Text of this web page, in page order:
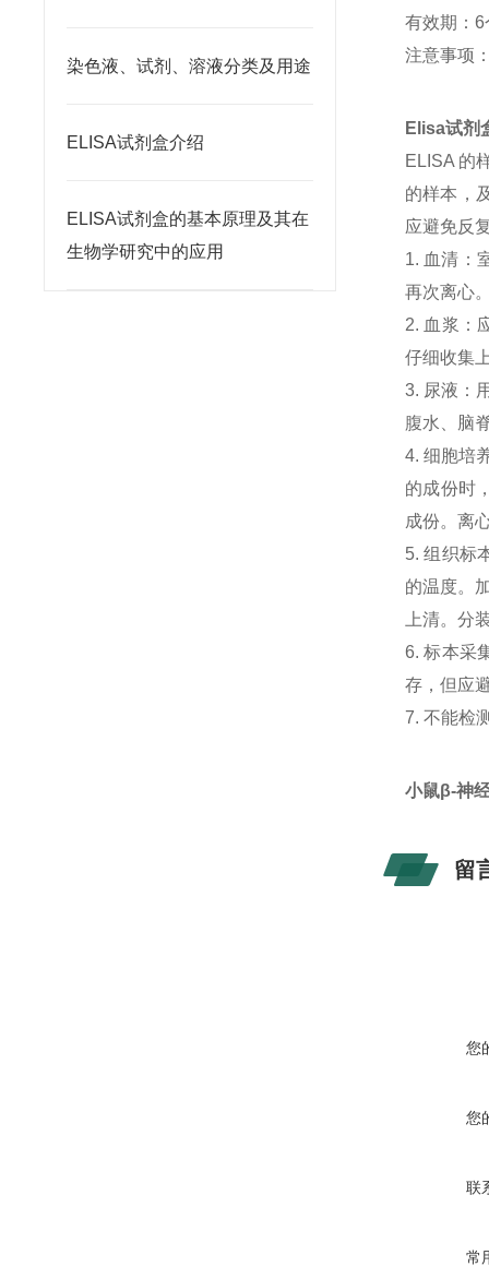
染色液、试剂、溶液分类及用途
ELISA试剂盒介绍
ELISA试剂盒的基本原理及其在
生物学研究中的应用
有效期：6
注意事项
Elisa试剂
ELISA 的
的样本，
应避免反
1. 血清：
再次离心
2. 血浆：
仔细收集
3. 尿液：
腹水、脑
4. 细胞培
的成份时
成份。离
5. 组织标
的温度。
上清。分
6. 标本采
存，但应
7. 不能检
小鼠β-神
留
您
您
联
常